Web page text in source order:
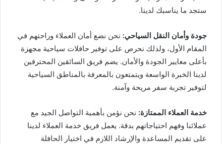
ستجد ما يناسبك لدينا.
جودة وأمان النقل السياحي: نحن نضع أمان العملاء وراحتهم في
المقام الأول، ولذلك نحرص على توفير حافلات سياحية مجهزة
بأعلى معايير الجودة والأمان. يضم فريق السائقين المحترفين
لدينا الخبرة الواسعة ويتمتعون بالمعرفة بالمناطق السياحية
لتوفير تجربة سفر مريحة وآمنة.
خدمة العملاء الممتازة: نحن نؤمن بأهمية التواصل الجيد مع
عملائنا وفهم احتياجاتهم بدقة. يعمل فريق خدمة العملاء لدينا
على تقديم المساعدة والإرشاد اللازم في اختيار الحافلة